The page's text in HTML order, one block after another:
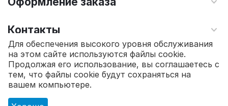
37 580.00 ₽
Контакты
© 2010 - 2026 Интернет магазин TOPSTO.
Для обеспечения высокого уровня обслуживания
на этом сайте используются файлы cookie.
Продолжая его использование, вы соглашаетесь с
тем, что файлы cookie будут сохраняться на
вашем компьютере.